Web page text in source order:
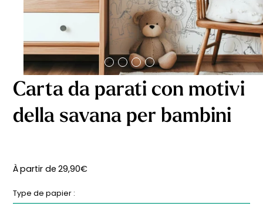
Carta da parati con motivi
della savana per bambini
À partir de29,90€
Type de papier :